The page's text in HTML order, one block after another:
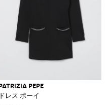
PEPE
ドレス ボーイ